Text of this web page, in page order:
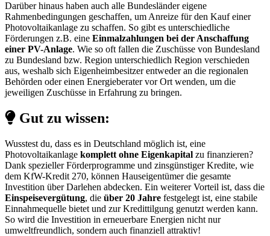
Darüber hinaus haben auch alle Bundesländer eigene
Rahmenbedingungen geschaffen, um Anreize für den Kauf einer
Photovoltaikanlage zu schaffen. So gibt es unterschiedliche
Förderungen z.B. eine Einmalzahlungen bei der Anschaffung
einer PV-Anlage. Wie so oft fallen die Zuschüsse von Bundesland
zu Bundesland bzw. Region unterschiedlich Region verschieden
aus, weshalb sich Eigenheimbesitzer entweder an die regionalen
Behörden oder einen Energieberater vor Ort wenden, um die
jeweiligen Zuschüsse in Erfahrung zu bringen.
Gut zu wissen:
Wusstest du, dass es in Deutschland möglich ist, eine
Photovoltaikanlage komplett ohne Eigenkapital zu finanzieren?
Dank spezieller Förderprogramme und zinsgünstiger Kredite, wie
dem KfW-Kredit 270, können Hauseigentümer die gesamte
Investition über Darlehen abdecken. Ein weiterer Vorteil ist, dass die
Einspeisevergütung, die über 20 Jahre festgelegt ist, eine stabile
Einnahmequelle bietet und zur Kredittilgung genutzt werden kann.
So wird die Investition in erneuerbare Energien nicht nur
umweltfreundlich, sondern auch finanziell attraktiv!